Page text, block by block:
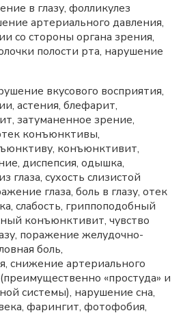
в глазу, фолликулез
артериального давления,
со стороны органа зрения,
полости рта, нарушение
вкусового восприятия,
астения, блефарит,
затуманенное зрение,
конъюнктивы,
конъюнктивит,
диспепсия, одышка,
глаза, сухость слизистой
глаза, боль в глазу, отек
слабость, гриппоподобный
конъюнктивит, чувство
поражение желудочно-
боль,
снижение артериального
«простуда» и
системы), нарушение сна,
фарингит, фотофобия,